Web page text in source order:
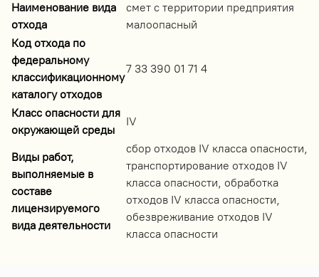
Наименование вида
отхода
смет с территории предприятия
малоопасный
Код отхода по
федеральному
классификационному
каталогу отходов
7 33 390 01 71 4
Класс опасности для
окружающей среды
IV
Виды работ,
выполняемые в
составе
лицензируемого
вида деятельности
сбор отходов IV класса опасности,
транспортирование отходов IV
класса опасности, обработка
отходов IV класса опасности,
обезвреживание отходов IV
класса опасности